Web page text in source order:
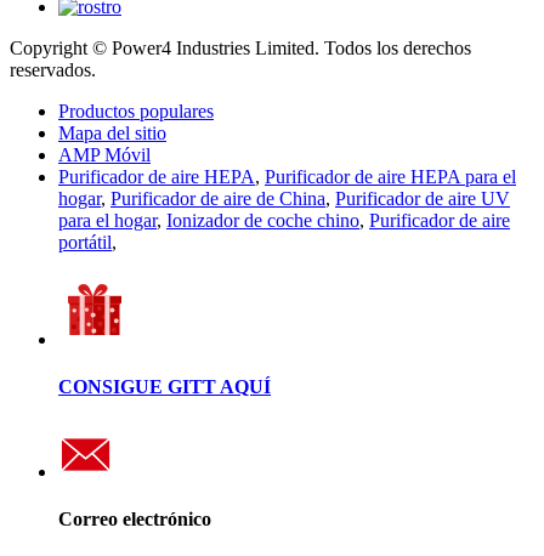
Copyright © Power4 Industries Limited. Todos los derechos
reservados.
Productos populares
Mapa del sitio
AMP Móvil
Purificador de aire HEPA, Purificador de aire HEPA para el
hogar, Purificador de aire de China, Purificador de aire UV
para el hogar, Ionizador de coche chino, Purificador de aire
portátil,
CONSIGUE GITT AQUÍ
Correo electrónico